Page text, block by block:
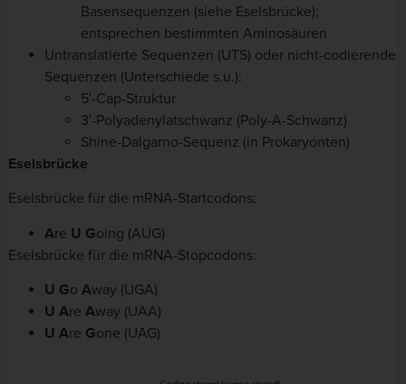
Basensequenzen (siehe Eselsbrücke);
entsprechen bestimmten Aminosäuren
Untranslatierte Sequenzen (UTS) oder nicht-codierende
Sequenzen (Unterschiede s.u.):
5′-Cap-Struktur
3′-Polyadenylatschwanz (Poly-A-Schwanz)
Shine-Dalgarno-Sequenz (in Prokaryonten)
Eselsbrücke
Eselsbrücke für die mRNA-Startcodons:
Are U Going (AUG)
Eselsbrücke für die mRNA-Stopcodons:
U Go Away (UGA)
U Are Away (UAA)
U Are Gone (UAG)